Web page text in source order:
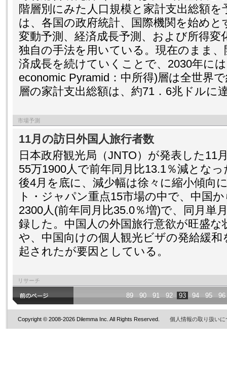
階層別にみた人口規模と家計支出総額
は、各国の政府統計、国際機関を始め
変動予測、経済成長予測、および所得変
独自の手法を用いている。現在のまま
済成長を続けていくことで、2030年に
economic Pyramid：中所得)層は全世界
層の家計支出総額は、約71．6兆ドルに
市場予測
11月の訪日外国人旅行者数
日本政府観光局（JNTO）が発表した11
55万1900人で前年同月比13.1％減とな
後4月を底に、減少幅は徐々に縮小傾向
ト・ジャパン重点15市場の中で、中国
2300人(前年同月比35.0％増)で、同月単
録した。中国人の外国旅行意欲が旺盛
や、中国向けの個人観光ビザの発給緩
起されたが要因としている。
リサーチ
89 90 91 92 93 94 95 96
Copyright © 2008-2026 Dilemma Inc. All Rights Reserved. 個人情報の取り扱いに